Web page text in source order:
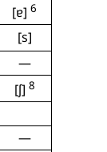
[ɐ] 6
[s]
—
[ʃ] 8
—